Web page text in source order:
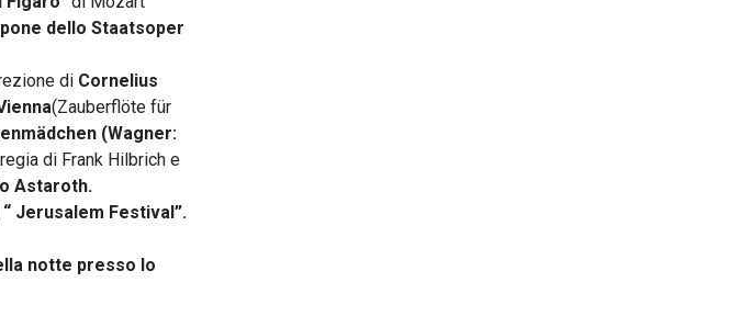
dello Staatsoper
di Cornelius
(Zauberflöte für
(Wagner:
di Frank Hilbrich e
Astaroth.
“ Jerusalem Festival”.
notte presso lo